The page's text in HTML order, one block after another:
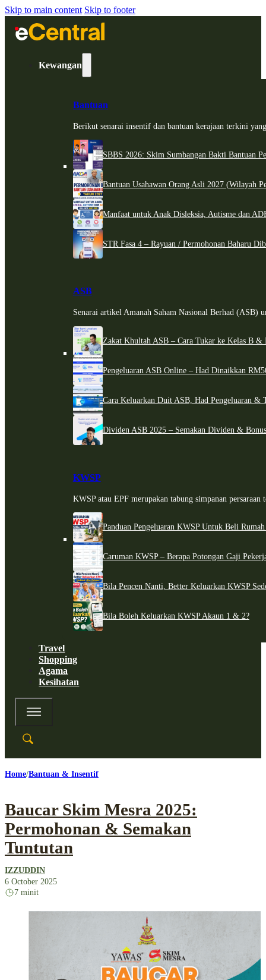
Skip to main content Skip to footer
Kewangan
Bantuan
Berikut senarai insentif dan bantuan kerajaan terkini
SBBS 2026: Skim Sumbangan Bakti Bantuan
Bantuan Usahawan Orang Asli 2027 (Wilayah
Manfaat untuk Anak Disleksia, Autisme dan
STR Fasa 4 – Rayuan / Permohonan Baharu
ASB
Senarai artikel Amanah Saham Nasional Berhad (ASB)
Zakat Khultah ASB – Cara Tukar ke Kelas B &
Pengeluaran ASB Online – Had Dinaikkan
Cara Keluarkan Duit ASB, Had Pengeluaran &
Dividen ASB 2025 – Semakan Dividen &
KWSP
KWSP atau EPF merupakan tabung simpanan persaraan
Panduan Pengeluaran KWSP Untuk Beli
Caruman KWSP – Berapa Potongan Gaji
Bila Pencen Nanti, Better Keluarkan KWSP
Bila Boleh Keluarkan KWSP Akaun 1 & 2?
Travel
Shopping
Agama
Kesihatan
Home Bantuan & Insentif
Baucar Skim Mesra 2025:
Permohonan & Semakan
Tuntutan
IZZUDDIN
6 October 2025
7 minit